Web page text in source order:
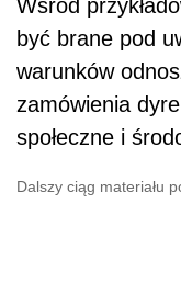
Wśród
być brane pod
warunków
zamówienia
społeczne i
Dalszy ciąg materiału